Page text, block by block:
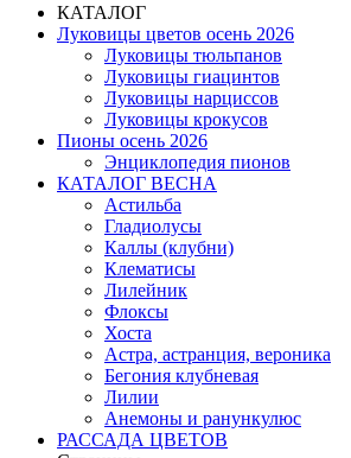
КАТАЛОГ
Луковицы цветов осень 2026
Луковицы тюльпанов
Луковицы гиацинтов
Луковицы нарциссов
Луковицы крокусов
Пионы осень 2026
Энциклопедия пионов
КАТАЛОГ ВЕСНА
Астильба
Гладиолусы
Каллы (клубни)
Клематисы
Лилейник
Флоксы
Хоста
Астра, астранция, вероника
Бегония клубневая
Лилии
Анемоны и ранункулюс
РАССАДА ЦВЕТОВ